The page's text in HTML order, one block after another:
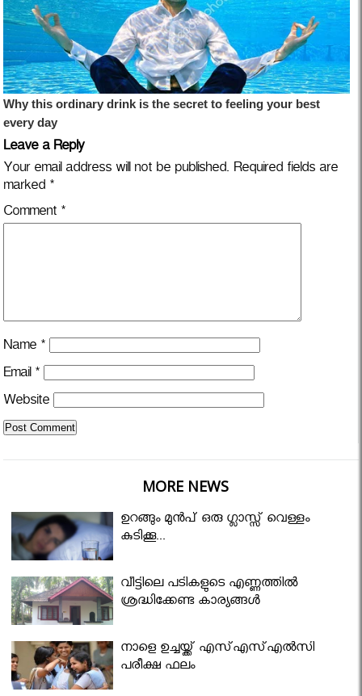
Leave a Reply
Your email address will not be published. Required fields are
marked *
Comment *
Name *
Email *
Website
MORE NEWS
ഉറങ്ങും മുന്‍പ് ഒരു ഗ്ലാസ്സ് വെള്ളം
കുടിക്കൂ...
വീട്ടിലെ പടികളുടെ എണ്ണത്തിൽ
ശ്രദ്ധിക്കേണ്ട കാര്യങ്ങൾ
നാളെ ഉച്ചയ്ക്ക് എസ്എസ്എല്‍സി
പരീക്ഷ ഫലം